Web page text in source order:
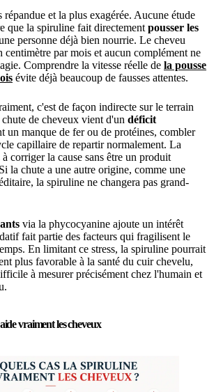
répandue et la plus exagérée. Aucune étude
que la spiruline fait directement pousser les
personne déjà bien nourrie. Le cheveu
centimètre par mois et aucun complément ne
Comprendre la vitesse réelle de la pousse
évite déjà beaucoup de fausses attentes.
c'est de façon indirecte sur le terrain
de cheveux vient d'un déficit
un manque de fer ou de protéines, combler
capillaire de repartir normalement. La
corriger la cause sans être un produit
la chute a une autre origine, comme une
la spiruline ne changera pas grand-
via la phycocyanine ajoute un intérêt
fait partie des facteurs qui fragilisent le
En limitant ce stress, la spiruline pourrait
plus favorable à la santé du cuir chevelu,
à mesurer précisément chez l'humain et
vraiment les cheveux